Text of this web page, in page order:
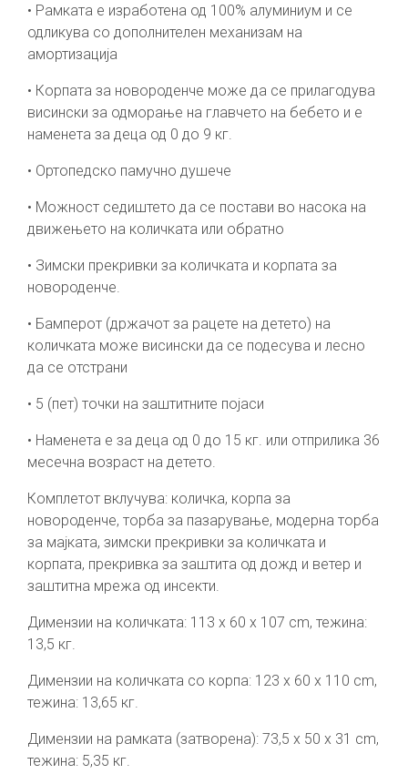
• Рамката е изработена од 100% алуминиум и се
одликува со дополнителен механизам на
амортизација
• Корпата за новороденче може да се прилагодува
висински за одморање на главчето на бебето и е
наменета за деца од 0 до 9 кг.
• Ортопедско памучно душече
• Можност седиштето да се постави во насока на
движењето на количката или обратно
• Зимски прекривки за количката и корпата за
новороденче.
• Бамперот (држачот за рацете на детето) на
количката може висински да се подесува и лесно
да се отстрани
• 5 (пет) точки на заштитните појаси
• Наменета е за деца од 0 до 15 кг. или отприлика 36
месечна возраст на детето.
Комплетот вклучува: количка, корпа за
новороденче, торба за пазарување, модерна торба
за мајката, зимски прекривки за количката и
корпата, прекривка за заштита од дожд и ветер и
заштитна мрежа од инсекти.
Димензии на количката: 113 х 60 х 107 cm, тежина:
13,5 кг.
Димензии на количката со корпа: 123 х 60 х 110 cm,
тежина: 13,65 кг.
Димензии на рамката (затворена): 73,5 х 50 х 31 cm,
тежина: 5,35 кг.